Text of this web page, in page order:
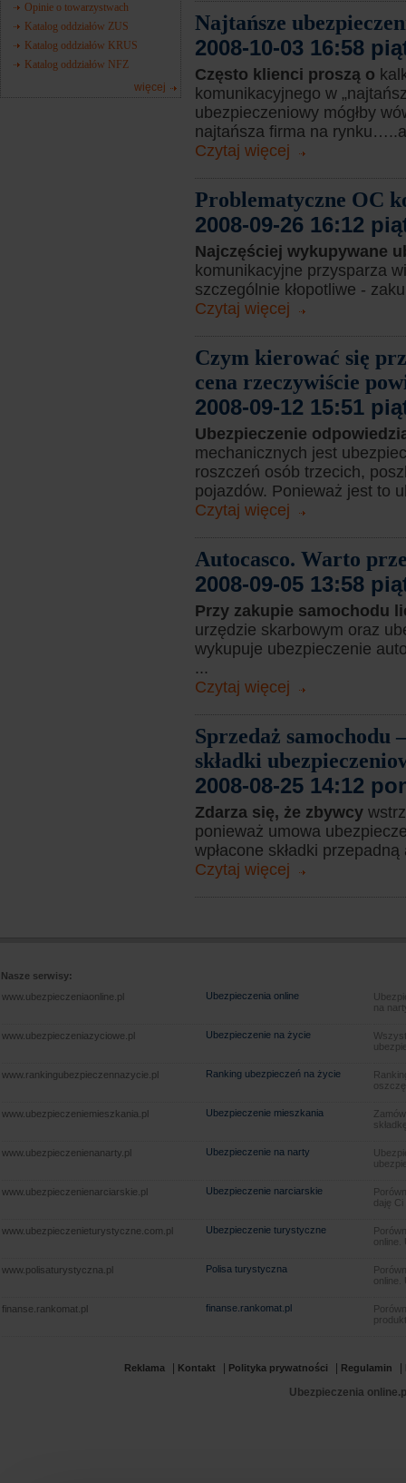
Opinie o towarzystwach
Katalog oddziałów ZUS
Katalog oddziałów KRUS
Katalog oddziałów NFZ
więcej
Najtańsze
2008-10-03 16:58
Często klienci proszą o
komunikacyjnego w
ubezpieczeniowy mógłby
najtańsza firma na
Czytaj więcej
Problematyczne OC
2008-09-26 16:12
Najczęściej wykupywane
komunikacyjne przysparza
szczególnie kłopotliwe -
Czytaj więcej
Czym kierować się
cena rzeczywiście
2008-09-12 15:51
Ubezpieczenie
mechanicznych jest
roszczeń osób trzecich,
pojazdów. Ponieważ jest to
Czytaj więcej
Autocasco. Warto
2008-09-05 13:58
Przy zakupie samochodu
urzędzie skarbowym oraz
wykupuje ubezpieczenie
...
Czytaj więcej
Sprzedaż samochodu
składki
2008-08-25 14:12
Zdarza się, że zbywcy
ponieważ umowa
wpłacone składki
Czytaj więcej
Nasze serwisy:
www.ubezpieczeniaonline.pl
Ubezpieczenia online
na
www.ubezpieczeniazyciowe.pl Ubezpieczenie na życie
www.rankingubezpieczennazycie.pl Ranking ubezpieczeń na życie
www.ubezpieczeniemieszkania.pl Ubezpieczenie mieszkania
www.ubezpieczenienanarty.pl Ubezpieczenie na narty
www.ubezpieczenienarciarskie.pl Ubezpieczenie narciarskie
daję
www.ubezpieczenieturystyczne.com.pl Ubezpieczenie turystyczne
www.polisaturystyczna.pl Polisa turystyczna
finanse.rankomat.pl finanse.rankomat.pl
Reklama Kontakt Polityka prywatności Regulamin
Ubezpieczenia